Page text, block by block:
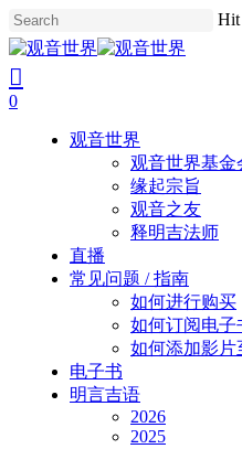
Skip
to
main
content
Hit
Close
Search
search
account
0
观音世界
观音世界基金
缘起宗旨
观音之友
释明吉法师
直播
常见问题 / 指南
如何进行购买
如何订阅电子
如何添加影片
电子书
明言吉语
2026
2025